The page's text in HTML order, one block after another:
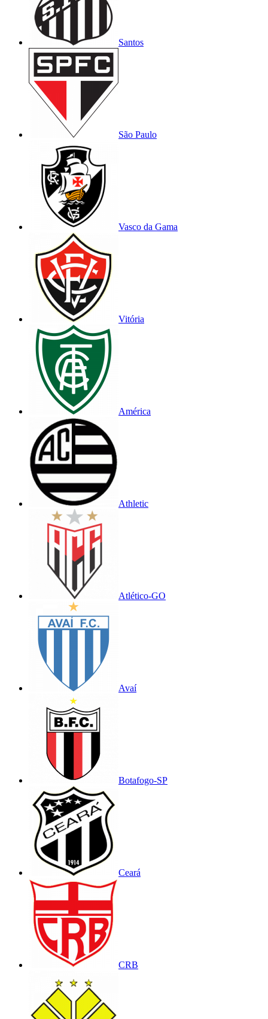
Santos
São Paulo
Vasco da Gama
Vitória
América
Athletic
Atlético-GO
Avaí
Botafogo-SP
Ceará
CRB